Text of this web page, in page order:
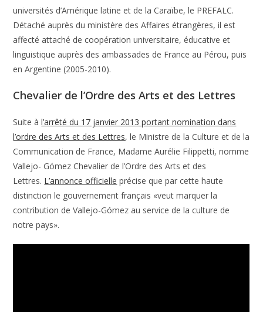
universités d’Amérique latine et de la Caraïbe, le PREFALC.
Détaché auprès du ministère des Affaires étrangères, il est
affecté attaché de coopération universitaire, éducative et
linguistique auprès des ambassades de France au Pérou, puis
en Argentine (2005-2010).
Chevalier de l’Ordre des Arts et des Lettres
Suite àl’arrêté du 17 janvier 2013 portant nomination dans
l’ordre des Arts et des Lettres, le Ministre de la Culture et de la
Communication de France, Madame Aurélie Filippetti, nomme
Vallejo- Gómez Chevalier de l’Ordre des Arts et des
Lettres. L’annonce officielle précise que par cette haute
distinction le gouvernement français «veut marquer la
contribution de Vallejo-Gómez au service de la culture de
notre pays».